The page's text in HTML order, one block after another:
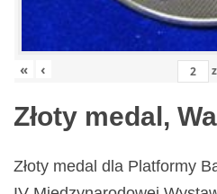
« ‹ z
Złoty medal,
Złoty medal dla Platformy